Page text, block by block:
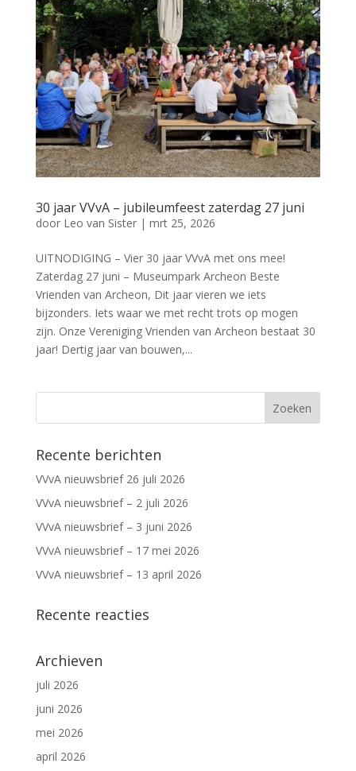
30 jaar VVvA – jubileumfeest zaterdag 27 juni
door Leo van Sister| mrt 25, 2026
UITNODIGING – Vier 30 jaar VVvA met ons mee!
Zaterdag 27 juni – Museumpark Archeon Beste
Vrienden van Archeon, Dit jaar vieren we iets
bijzonders. Iets waar we met recht trots op mogen
zijn. Onze Vereniging Vrienden van Archeon bestaat 30
jaar! Dertig jaar van bouwen,...
Recente berichten
VVvA nieuwsbrief 26 juli 2026
VVvA nieuwsbrief – 2 juli 2026
VVvA nieuwsbrief – 3 juni 2026
VVvA nieuwsbrief – 17 mei 2026
VVvA nieuwsbrief – 13 april 2026
Recente reacties
Archieven
juli 2026
juni 2026
mei 2026
april 2026